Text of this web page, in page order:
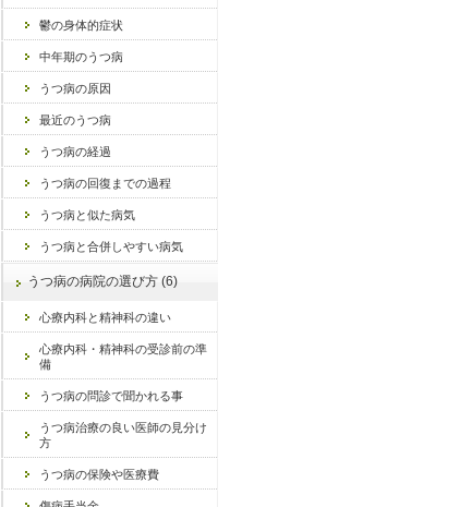
鬱の身体的症状
中年期のうつ病
うつ病の原因
最近のうつ病
うつ病の経過
うつ病の回復までの過程
うつ病と似た病気
うつ病と合併しやすい病気
うつ病の病院の選び方 (6)
心療内科と精神科の違い
心療内科・精神科の受診前の準
備
うつ病の問診で聞かれる事
うつ病治療の良い医師の見分け
方
うつ病の保険や医療費